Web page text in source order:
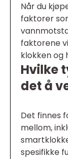
Når du
faktorer
faktorene
klokken og
Hvilke
det å
Det finnes
mellom,
spesifikke